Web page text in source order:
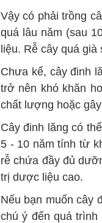
Vậy có phải trồng
quá lâu năm (sau
liệu. Rễ cây quá
Chưa kể, cây đinh
trở nên khó khăn
chất lượng hoặc
Cây đinh lăng có
5 - 10 năm tính từ
rễ chứa đầy đủ
trị dược liệu cao.
Nếu bạn muốn cây
chú ý đến quá